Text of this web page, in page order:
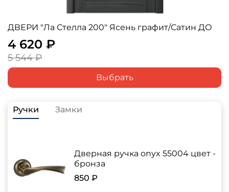
ДВЕРИ "Ла Стелла 200" Ясень графит/Сатин ДО
4 620 ₽
5 544 ₽
Выбрать
Ручки Замки
Дверная ручка onyx 55004 цвет -
бронза
850 ₽